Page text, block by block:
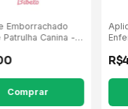
Emborrachado
Patrulha Canina - 5